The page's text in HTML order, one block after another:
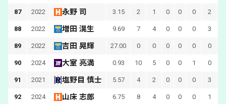
87 2022 永野 司 3.15 2 1 0 0 0 2
88 2022 増田 滉生 9.69 7 4 0 0 0 3
89 2022 吉田 晃輝 27.00 0 0 0 0 0 0
90 2024 大室 亮満 0.93 10 5 0 0 1 0
91 2021 塩野目 慎士 5.57 4 2 0 0 0 3
92 2024 山床 志郎 6.75 8 4 0 0 0 1